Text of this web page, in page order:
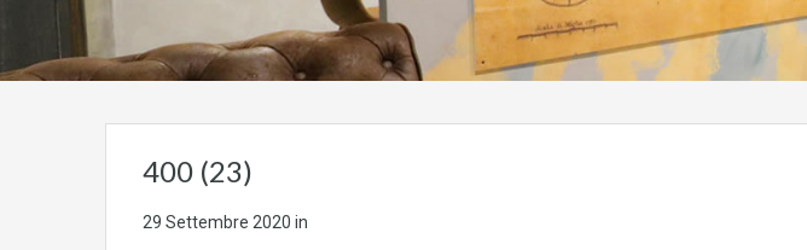
400 (23)
29 Settembre 2020 in